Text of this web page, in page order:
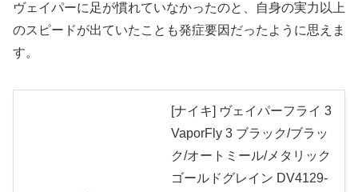
ヴェイパーに足が慣れていなかったのと、自身の実力以上
のスピードが出ていたことも発症要因だったように思えま
す。
[ナイキ] ヴェイパーフライ 3
VaporFly 3 ブラック/ブラッ
ク/オートミール/メタリック
ゴールドグレイン DV4129-